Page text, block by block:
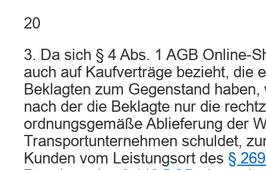
20
3. Da sich § 4 Abs. 1 AGB Online-
auch auf Kaufverträge bezieht, die
Beklagten zum Gegenstand
nach der die Beklagte nur die
ordnungsgemäße Ablieferung der
Transportunternehmen schuldet,
Kunden vom Leistungsort des §